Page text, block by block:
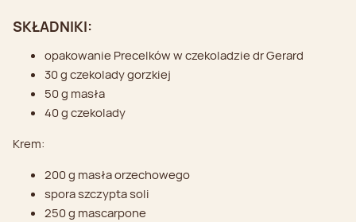
SKŁADNIKI:
opakowanie Precelków w czekoladzie dr Gerard
30 g czekolady gorzkiej
50 g masła
40 g czekolady
Krem:
200 g masła orzechowego
spora szczypta soli
250 g mascarpone